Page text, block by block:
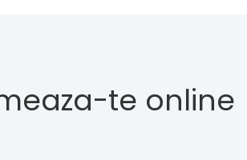
te online